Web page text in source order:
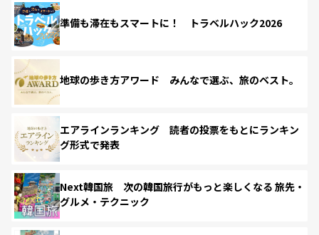
準備も滞在もスマートに！ トラベルハック2026
地球の歩き方アワード みんなで選ぶ、旅のベスト。
エアラインランキング 読者の投票をもとにランキン
グ形式で発表
Next韓国旅 次の韓国旅行がもっと楽しくなる 旅先・
グルメ・テクニック